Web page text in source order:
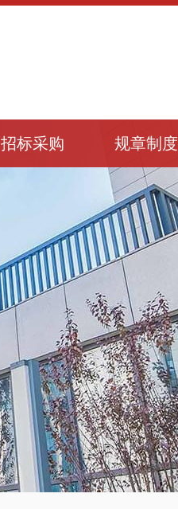
招标采购 规章制度